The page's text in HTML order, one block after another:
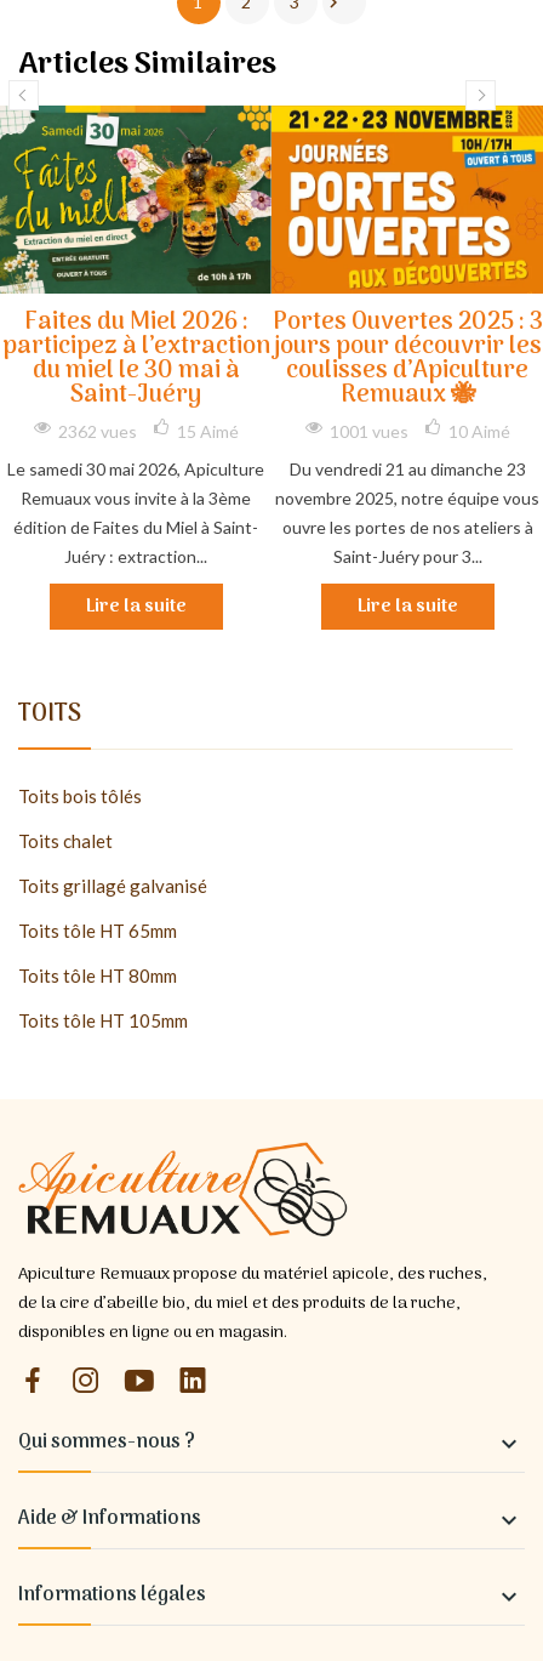
TOITS
Toits bois tôlés
Toits chalet
Toits grillagé galvanisé
Toits tôle HT 65mm
Toits tôle HT 80mm
Toits tôle HT 105mm
Articles Similaires
Faites du Miel 2026 :
participez à l’extraction
du miel le 30 mai à
Saint-Juéry
2362 vues 15 Aimé
Le samedi 30 mai 2026, Apiculture
Remuaux vous invite à la 3ème
édition de Faites du Miel à Saint-
Juéry : extraction...
Lire la suite
Portes Ouvertes 2025 : 3
jours pour découvrir les
coulisses d’Apiculture
Remuaux 🐝
1001 vues 10 Aimé
Du vendredi 21 au dimanche 23
novembre 2025, notre équipe vous
ouvre les portes de nos ateliers à
Saint-Juéry pour 3...
Lire la suite
Apiculture Remuaux propose du matériel apicole, des ruches,
de la cire d’abeille bio, du miel et des produits de la ruche,
disponibles en ligne ou en magasin.
Qui sommes-nous ? 
Aide & Informations 
Informations légales 